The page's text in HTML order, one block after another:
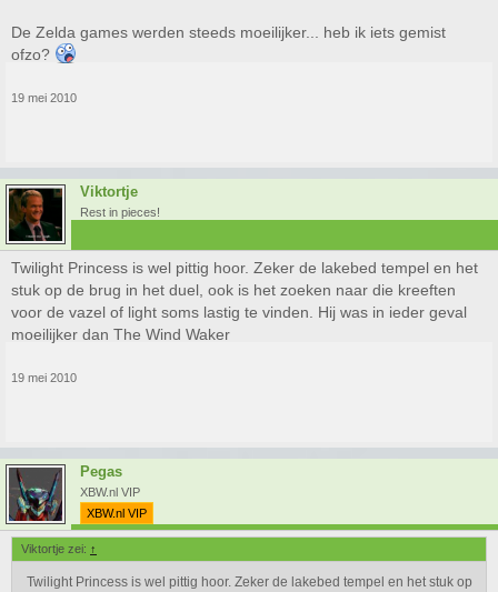
De Zelda games werden steeds moeilijker... heb ik iets gemist
ofzo?
19 mei 2010
Viktortje
Rest in pieces!
Twilight Princess is wel pittig hoor. Zeker de lakebed tempel en het
stuk op de brug in het duel, ook is het zoeken naar die kreeften
voor de vazel of light soms lastig te vinden. Hij was in ieder geval
moeilijker dan The Wind Waker
19 mei 2010
Pegas
XBW.nl VIP
XBW.nl VIP
Viktortje zei: ↑
Twilight Princess is wel pittig hoor. Zeker de lakebed tempel en het stuk op